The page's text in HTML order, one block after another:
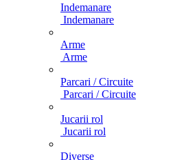
Indemanare
Indemanare
Arme
Arme
Parcari / Circuite
Parcari / Circuite
Jucarii rol
Jucarii rol
Diverse